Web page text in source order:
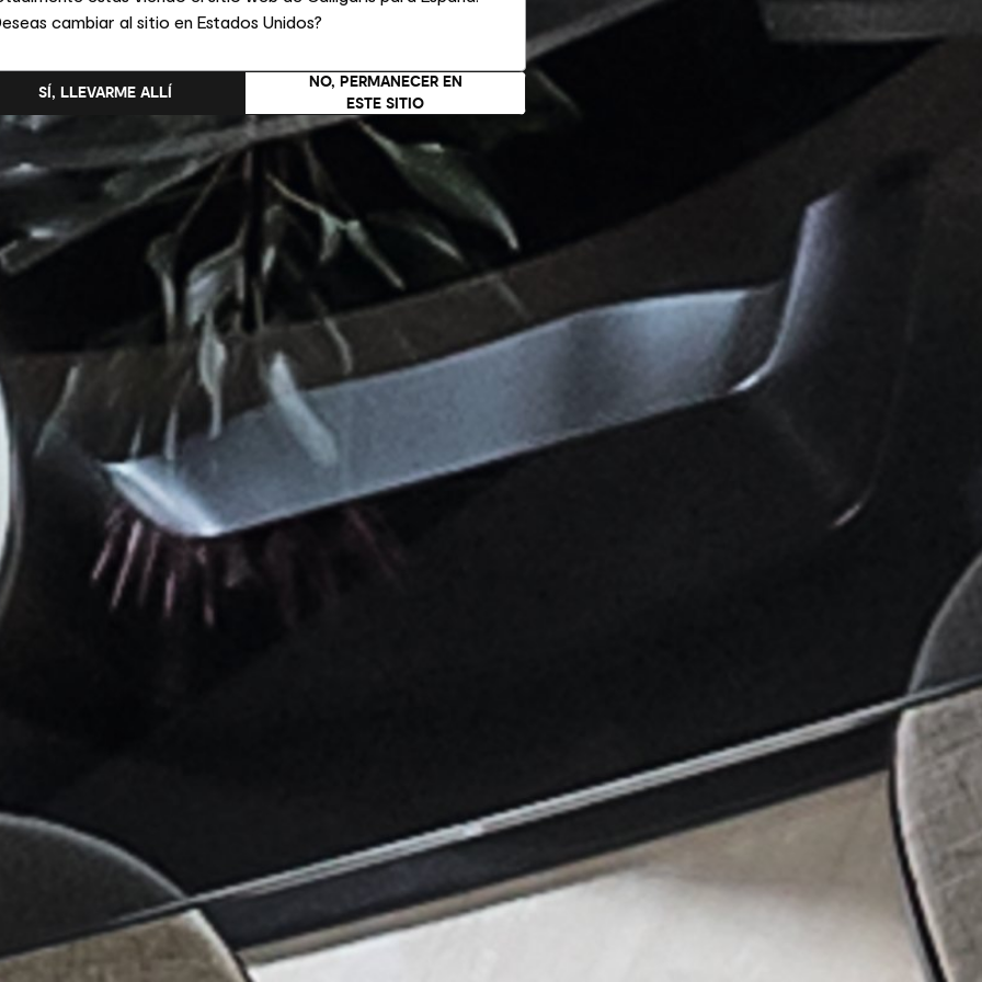
cambiar al sitio en Estados Unidos?
NO, PERMANECER EN
ESTE SITIO
SÍ, LLEVARME ALLÍ